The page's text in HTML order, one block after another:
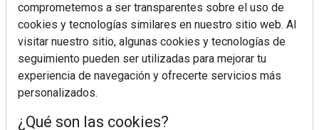
comprometemos a ser transparentes sobre el uso de
cookies y tecnologías similares en nuestro sitio web. Al
visitar nuestro sitio, algunas cookies y tecnologías de
seguimiento pueden ser utilizadas para mejorar tu
experiencia de navegación y ofrecerte servicios más
personalizados.
¿Qué son las cookies?